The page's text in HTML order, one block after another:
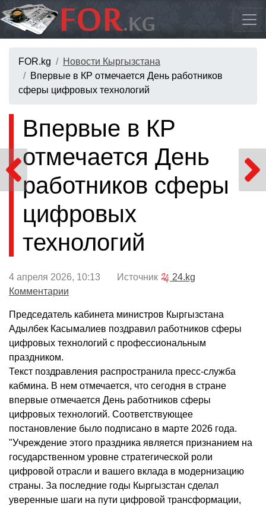
FOR.kg
Новости Кыргызстана
Впервые в КР отмечается День работников
сферы цифровых технологий
Впервые в КР
отмечается День
работников сферы
цифровых
технологий
4 апреля 2026, 10:13 Источник
24.kg
Комментарии
Председатель кабинета министров Кыргызстана
Адылбек Касымалиев поздравил работников сферы
цифровых технологий с профессиональным
праздником.
Текст поздравления распространила пресс-служба
кабмина. В нем отмечается, что сегодня в стране
впервые отмечается День работников сферы
цифровых технологий. Соответствующее
постановление было подписано в марте 2026 года.
"Учреждение этого праздника является признанием на
государственном уровне стратегической роли
цифровой отрасли и вашего вклада в модернизацию
страны. За последние годы Кыргызстан сделал
уверенные шаги на пути цифровой трансформации,